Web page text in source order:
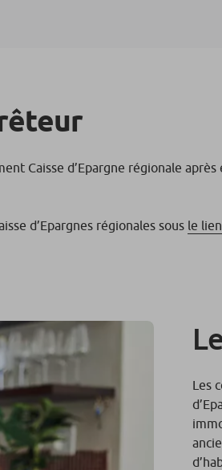
Caisse d’Epargne régionale
d’Epargnes régionales sous le
Les